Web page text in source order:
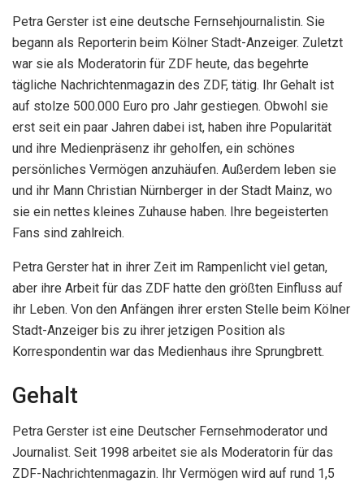
Petra Gerster ist eine deutsche Fernsehjournalistin. Sie
begann als Reporterin beim Kölner Stadt-Anzeiger. Zuletzt
war sie als Moderatorin für ZDF heute, das begehrte
tägliche Nachrichtenmagazin des ZDF, tätig. Ihr Gehalt ist
auf stolze 500.000 Euro pro Jahr gestiegen. Obwohl sie
erst seit ein paar Jahren dabei ist, haben ihre Popularität
und ihre Medienpräsenz ihr geholfen, ein schönes
persönliches Vermögen anzuhäufen. Außerdem leben sie
und ihr Mann Christian Nürnberger in der Stadt Mainz, wo
sie ein nettes kleines Zuhause haben. Ihre begeisterten
Fans sind zahlreich.
Petra Gerster hat in ihrer Zeit im Rampenlicht viel getan,
aber ihre Arbeit für das ZDF hatte den größten Einfluss auf
ihr Leben. Von den Anfängen ihrer ersten Stelle beim Kölner
Stadt-Anzeiger bis zu ihrer jetzigen Position als
Korrespondentin war das Medienhaus ihre Sprungbrett.
Gehalt
Petra Gerster ist eine Deutscher Fernsehmoderator und
Journalist. Seit 1998 arbeitet sie als Moderatorin für das
ZDF-Nachrichtenmagazin. Ihr Vermögen wird auf rund 1,5